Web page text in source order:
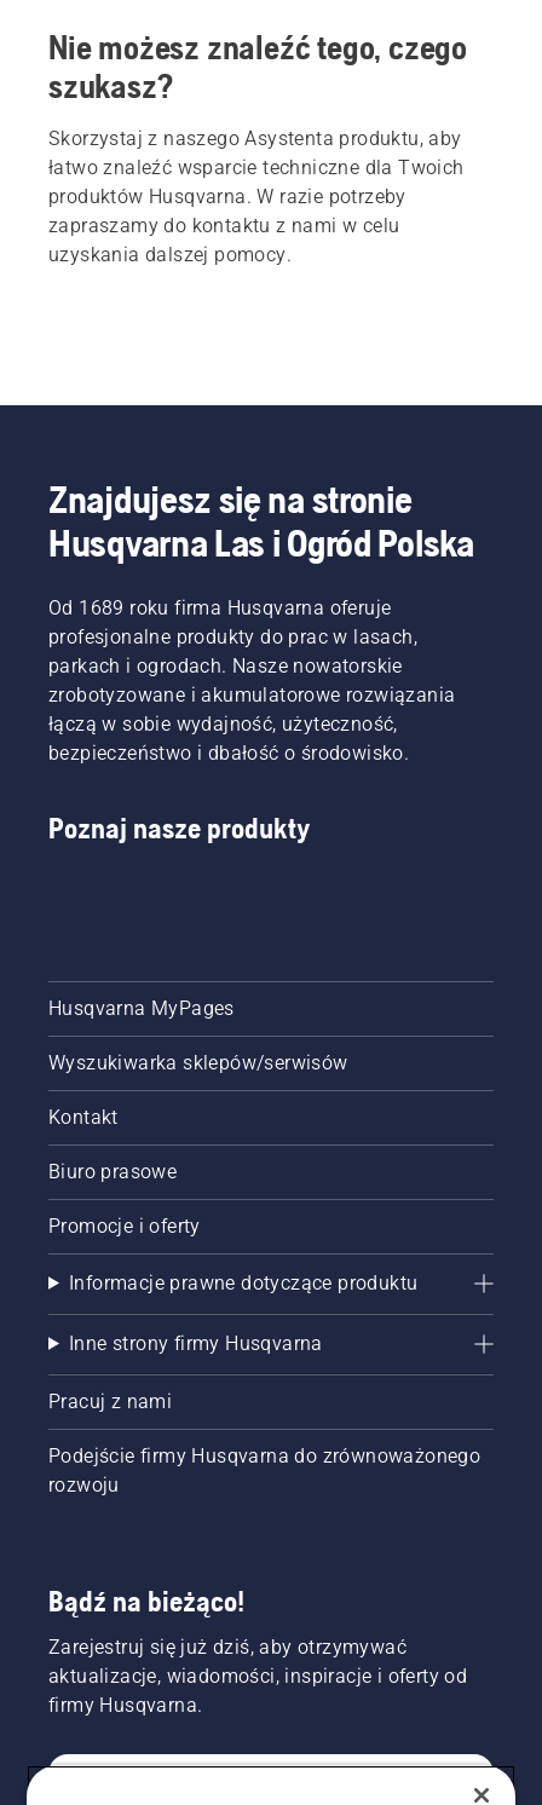
Nie możesz znaleźć tego, czego
szukasz?
Skorzystaj z naszego Asystenta produktu, aby
łatwo znaleźć wsparcie techniczne dla Twoich
produktów Husqvarna. W razie potrzeby
zapraszamy do kontaktu z nami w celu
uzyskania dalszej pomocy.
Znajdujesz się na stronie
Husqvarna Las i Ogród Polska
Od 1689 roku firma Husqvarna oferuje
profesjonalne produkty do prac w lasach,
parkach i ogrodach. Nasze nowatorskie
zrobotyzowane i akumulatorowe rozwiązania
łączą w sobie wydajność, użyteczność,
bezpieczeństwo i dbałość o środowisko.
Poznaj nasze produkty
Husqvarna MyPages
Wyszukiwarka sklepów/serwisów
Kontakt
Biuro prasowe
Promocje i oferty
Informacje prawne dotyczące produktu
Inne strony firmy Husqvarna
Pracuj z nami
Podejście firmy Husqvarna do zrównoważonego
rozwoju
Bądź na bieżąco!
Zarejestruj się już dziś, aby otrzymywać
aktualizacje, wiadomości, inspiracje i oferty od
firmy Husqvarna.